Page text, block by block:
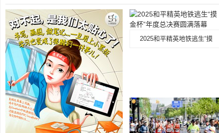
2025和平精英地铁逃生“摸